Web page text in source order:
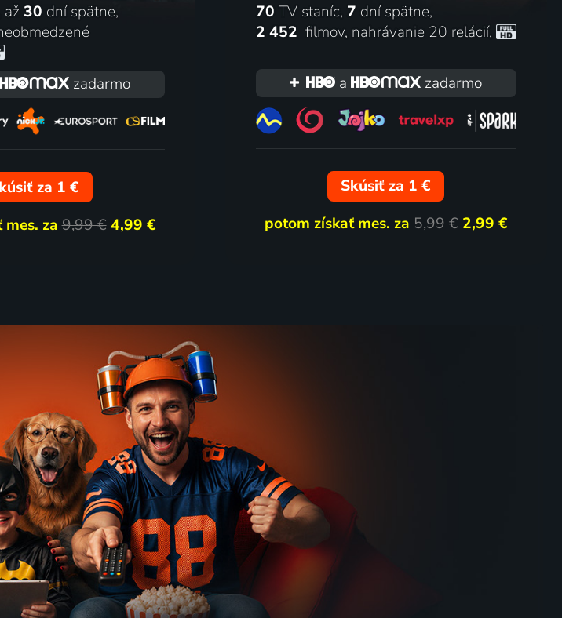
až 30 dní spätne,
zadarmo
za 1 €
mes. za9,99 € 4,99 €
70 TV staníc, 7 dní spätne,
2 452 filmov, nahrávanie 20 relácií,
a zadarmo
Skúsiť za 1 €
potom získať mes. za5,99 € 2,99 €